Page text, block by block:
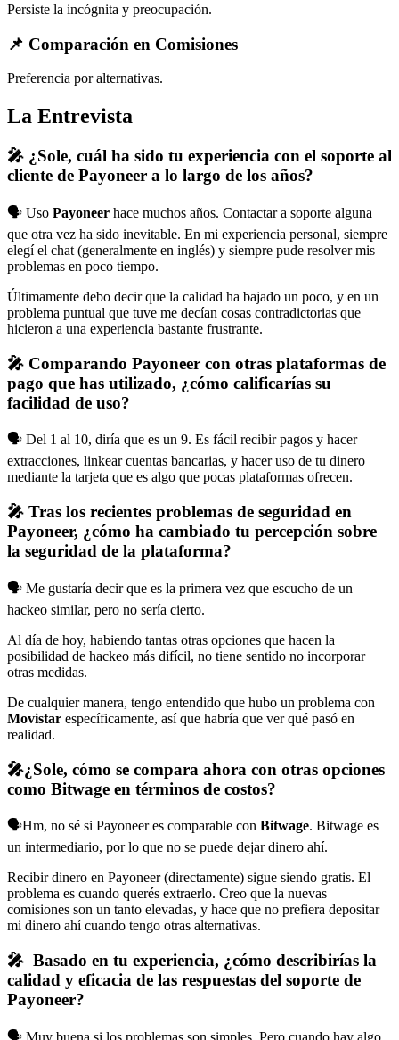
Persiste la incógnita y preocupación.
📌 Comparación en Comisiones
Preferencia por alternativas.
La Entrevista
🎤 ¿Sole, cuál ha sido tu experiencia con el soporte al
cliente de Payoneer a lo largo de los años?
🗣️ Uso Payoneer hace muchos años. Contactar a soporte alguna
que otra vez ha sido inevitable. En mi experiencia personal, siempre
elegí el chat (generalmente en inglés) y siempre pude resolver mis
problemas en poco tiempo.
Últimamente debo decir que la calidad ha bajado un poco, y en un
problema puntual que tuve me decían cosas contradictorias que
hicieron a una experiencia bastante frustrante.
🎤 Comparando Payoneer con otras plataformas de
pago que has utilizado, ¿cómo calificarías su
facilidad de uso?
🗣️ Del 1 al 10, diría que es un 9. Es fácil recibir pagos y hacer
extracciones, linkear cuentas bancarias, y hacer uso de tu dinero
mediante la tarjeta que es algo que pocas plataformas ofrecen.
🎤 Tras los recientes problemas de seguridad en
Payoneer, ¿cómo ha cambiado tu percepción sobre
la seguridad de la plataforma?
🗣️ Me gustaría decir que es la primera vez que escucho de un
hackeo similar, pero no sería cierto.
Al día de hoy, habiendo tantas otras opciones que hacen la
posibilidad de hackeo más difícil, no tiene sentido no incorporar
otras medidas.
De cualquier manera, tengo entendido que hubo un problema con
Movistar específicamente, así que habría que ver qué pasó en
realidad.
🎤¿Sole, cómo se compara ahora con otras opciones
como Bitwage en términos de costos?
🗣️Hm, no sé si Payoneer es comparable con Bitwage. Bitwage es
un intermediario, por lo que no se puede dejar dinero ahí.
Recibir dinero en Payoneer (directamente) sigue siendo gratis. El
problema es cuando querés extraerlo. Creo que la nuevas
comisiones son un tanto elevadas, y hace que no prefiera depositar
mi dinero ahí cuando tengo otras alternativas.
🎤 Basado en tu experiencia, ¿cómo describirías la
calidad y eficacia de las respuestas del soporte de
Payoneer?
🗣️ Muy buena si los problemas son simples. Pero cuando hay algo